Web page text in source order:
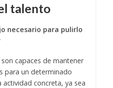
talento
necesario para pulirlo
capaces de mantener
para un determinado
concreta, ya sea